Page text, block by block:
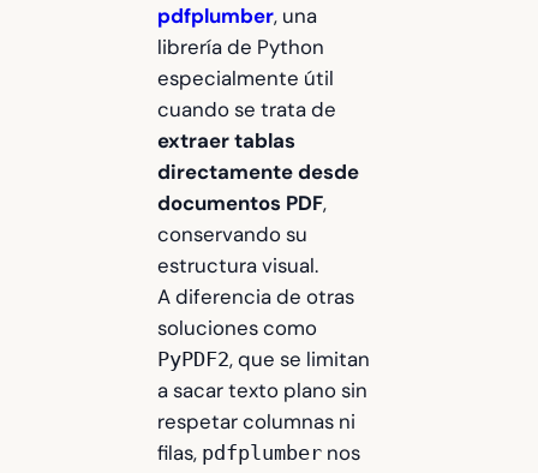
pdfplumber, una
librería de Python
especialmente útil
cuando se trata de
extraer tablas
directamente desde
documentos PDF,
conservando su
estructura visual.
A diferencia de otras
soluciones como
PyPDF2, que se limitan
a sacar texto plano sin
respetar columnas ni
filas, pdfplumber nos